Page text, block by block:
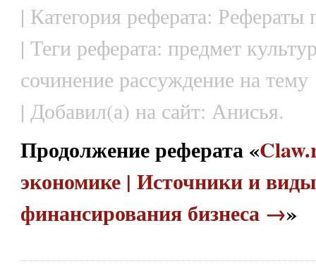
| Категория реферата: Рефераты
| Теги реферата: предмет
сочинение рассуждение на тему
| Добавил(а) на сайт: Анисья.
Продолжение реферата «
экономике | Источники и виды
финансирования бизнеса →»